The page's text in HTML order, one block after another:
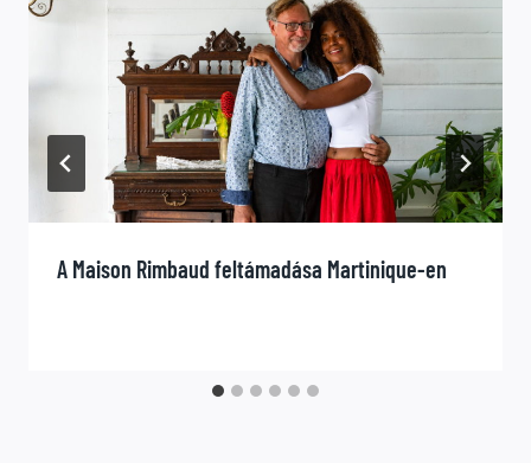
A Maison Rimbaud feltámadása Martinique-en